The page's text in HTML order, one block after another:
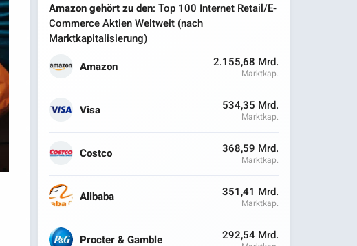
Amazon gehört zu den: Top 100 Internet Retail/E-
Commerce Aktien Weltweit (nach
Marktkapitalisierung)
Amazon
2.155,68 Mrd.
Marktkap.
Visa 534,35 Mrd.
Marktkap.
Costco 368,59 Mrd.
Marktkap.
Alibaba 351,41 Mrd.
Marktkap.
Procter & Gamble 292,54 Mrd.